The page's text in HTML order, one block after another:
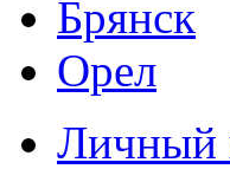
Брянск
Орел
Личный